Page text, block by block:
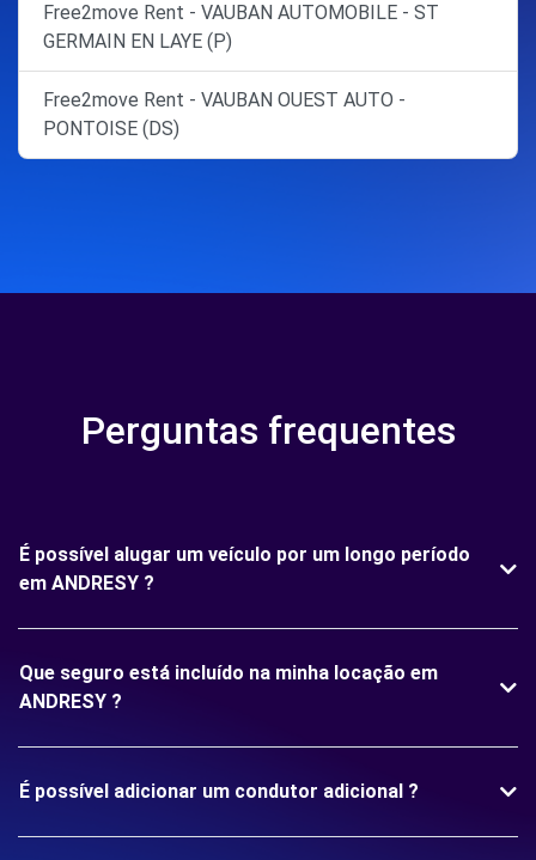
Free2move Rent - VAUBAN AUTOMOBILE - ST
GERMAIN EN LAYE (P)
Free2move Rent - VAUBAN OUEST AUTO -
PONTOISE (DS)
Perguntas frequentes
É possível alugar um veículo por um longo período
em ANDRESY ?
Que seguro está incluído na minha locação em
ANDRESY ?
É possível adicionar um condutor adicional ?